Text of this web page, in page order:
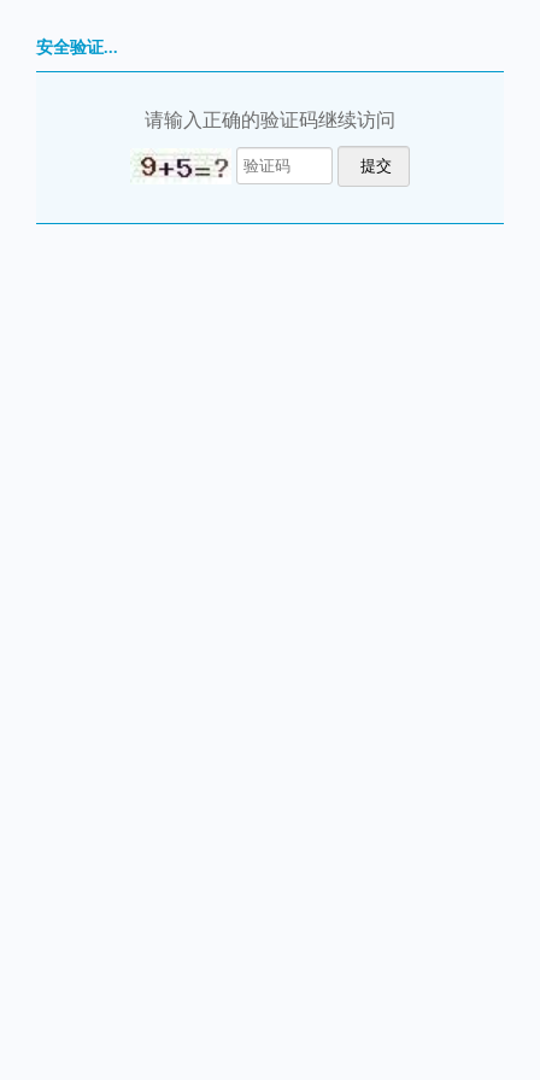
安全验证...
请输入正确的验证码继续访问